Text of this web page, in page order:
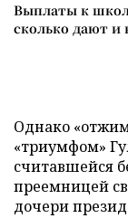
Выплаты к
сколько дают
Однако
«триумфом»
считавшейся
преемницей
дочери